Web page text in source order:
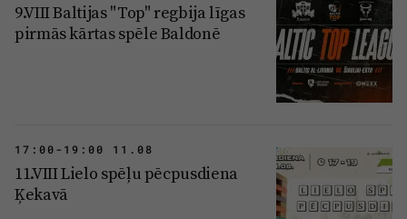
9.VIII Baltijas "Top" regbija līgas
pirmās kārtas spēle Baldonē
17:00-19:00 11.08
11.VIII Lielo spēļu pēcpusdiena
Ķekavā